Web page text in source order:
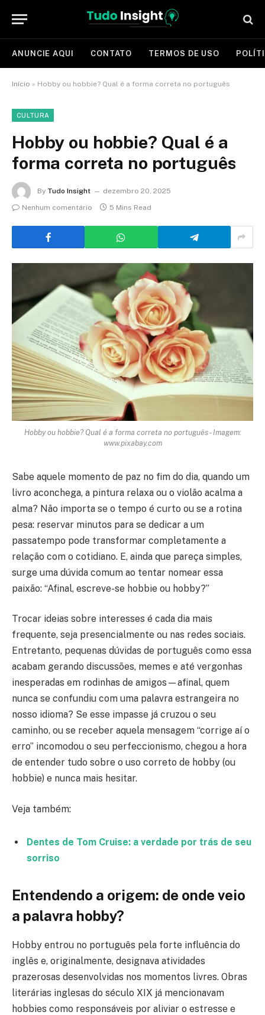
ANUNCIE AQUI CONTATO TERMOS DE USO
Início » Hobby ou hobbie? Qual é a forma correta no português
CULTURA
Hobby ou hobbie? Qual é a
forma correta no português
By Tudo Insight
dezembro 20, 2025
Nenhum comentário
5 Mins Read
Hobby ou hobbie? Qual é a forma correta no português - Imagem:
www.pixabay.com
Sabe aquele momento de paz no fim do dia, quando um
livro aconchega, a pintura relaxa ou o violão acalma a
alma? Não importa se o tempo é curto ou se a rotina
pesa: reservar minutos para se dedicar a um
passatempo pode transformar completamente a
relação com o cotidiano. E, ainda que pareça simples,
surge uma dúvida comum ao tentar nomear essa
paixão: “Afinal, escreve-se hobbie ou hobby?”
Trocar ideias sobre interesses é cada dia mais
frequente, seja presencialmente ou nas redes sociais.
Entretanto, pequenas dúvidas de português como essa
acabam gerando discussões, memes e até vergonhas
inesperadas em rodinhas de amigos—afinal, quem
nunca se confundiu com uma palavra estrangeira no
nosso idioma? Se esse impasse já cruzou o seu
caminho, ou se receber aquela mensagem “corrige aí o
erro” incomodou o seu perfeccionismo, chegou a hora
de entender tudo sobre o uso correto de hobby (ou
hobbie) e nunca mais hesitar.
Veja também:
Dentes de Tom Cruise: a verdade por trás de seu
sorriso
Entendendo a origem: de onde veio
a palavra hobby?
Hobby entrou no português pela forte influência do
inglês e, originalmente, designava atividades
prazerosas desenvolvidas nos momentos livres. Obras
literárias inglesas do século XIX já mencionavam
hobbies como responsáveis por aliviar o estresse e